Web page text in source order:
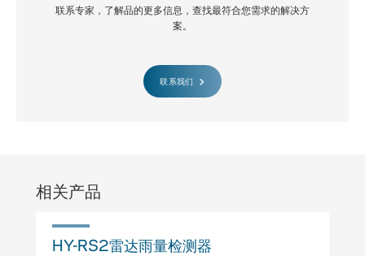
联系专家，了解品的更多信息，查找最符合您需求的解决方
案。
联系我们
相关产品
HY-RS2雷达雨量检测器